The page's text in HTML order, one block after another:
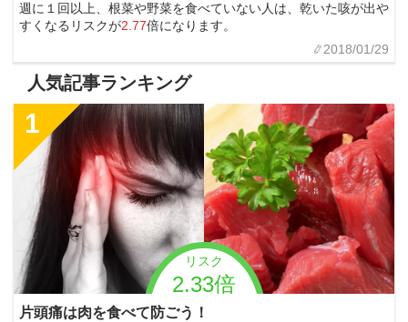
週に１回以上、根菜や野菜を食べていない人は、乾いた咳が出や
すくなるリスクが2.77倍になります。
2018/01/29
人気記事ランキング
リスク
2.33倍
1
片頭痛は肉を食べて防ごう！